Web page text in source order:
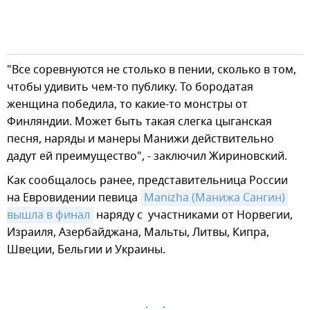
"Все соревнуются не столько в пении, сколько в том,
чтобы удивить чем-то публику. То бородатая
женщина победила, то какие-то монстры от
Финляндии. Может быть такая слегка цыганская
песня, наряды и манеры Манижи действительно
дадут ей преимущество", - заключил Жириновский.
Как сообщалось ранее, представительница России
на Евровидении певица Manizha (Манижа Сангин)
вышла в финал наряду с участниками от Норвегии,
Израиля, Азербайджана, Мальты, Литвы, Кипра,
Швеции, Бельгии и Украины.